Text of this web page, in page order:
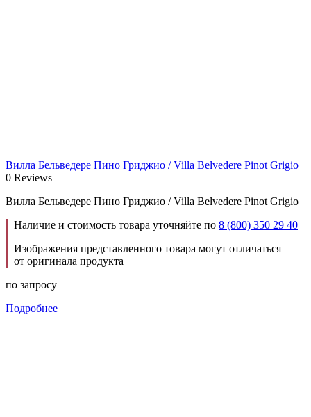
Вилла Бельведере Пино Гриджио / Villa Belvedere Pinot Grigio
0 Reviews
Вилла Бельведере Пино Гриджио / Villa Belvedere Pinot Grigio
Наличие и стоимость товара уточняйте по 8 (800) 350 29 40
Изображения представленного товара могут отличаться
от оригинала продукта
по запросу
Подробнее